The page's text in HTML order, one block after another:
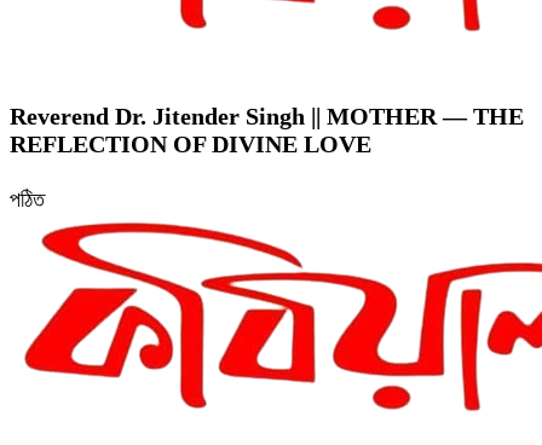
Reverend Dr. Jitender Singh || MOTHER — THE
REFLECTION OF DIVINE LOVE
পঠিত